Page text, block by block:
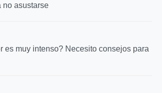
no asustarse
es muy intenso? Necesito consejos para